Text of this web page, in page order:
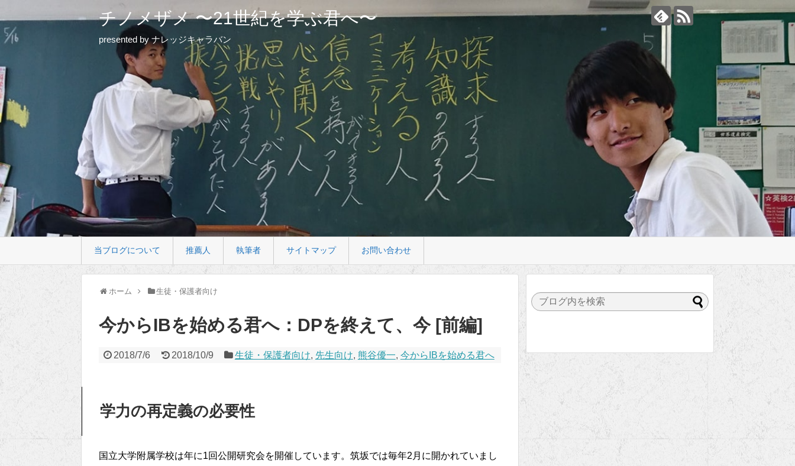
チノメザメ 〜21世紀を学ぶ君へ〜
presented by ナレッジキャラバン
当ブログについて 推薦人 執筆者 サイトマップ お問い合わせ
ホーム 生徒・保護者向け
今からIBを始める君へ：DPを終えて、今 [前編]
2018/7/6 2018/10/9 生徒・保護者向け, 先生向け, 熊谷優一, 今からIBを始める君へ
学力の再定義の必要性
国立大学附属学校は年に1回公開研究会を開催しています。筑坂では毎年2月に開かれていまし